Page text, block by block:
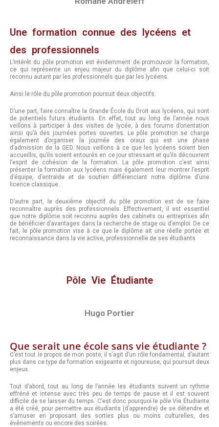
Une formation connue des lycéens et
des professionnels
L’intérêt du pôle promotion est évidemment de promouvoir la formation,
ce qui représente un enjeu majeur du diplôme afin que celui-ci soit
reconnu autant par les professionnels que par les lycéens.
Ainsi le rôle du pôle promotion poursuit deux objectifs.
D’une part, faire connaître la Grande École du Droit aux lycéens, qui sont
de potentiels futurs étudiants. En effet, tout au long de l’année nous
veillons à participer à des visites de lycée, à des forums d’orientation
ainsi qu’à des journées portes ouvertes. Le pôle promotion se charge
également d’organiser la journée des oraux qui est une phase
d’admission de la GED. Nous veillons à ce que les lycéens soient bien
accueillis, qu’ils soient entourés en ce jour stressant et qu’ils découvrent
l’esprit de cohésion de la formation. La pôle promotion c’est ainsi
présenter la formation aux lycéens mais également leur montrer l’esprit
d’équipe, d’entraide et de soutien différenciant notre diplôme d’une
licence classique.
D’autre part, le deuxième objectif du pôle promotion est de se faire
reconnaître auprès des professionnels. Effectivement, il est essentiel
que notre diplôme soit reconnu auprès des cabinets ou entreprises afin
de bénéficier d’avantages dans la recherche de stage ou d’emploi. De ce
fait, le pôle promotion vise à ce que le diplôme ait une réelle portée et
reconnaissance dans la vie active, professionnelle de ses étudiants
Pôle Vie Étudiante
Hugo Portier
Que serait une école sans vie étudiante ?
C’est tout le propos de mon poste, il s’agit d’un rôle fondamental, d’autant
plus dans ce type de formation exigeante et rigoureuse, qui poursuit deux
enjeux.
Tout d’abord, tout au long de l’année les étudiants suivent un rythme
effréné et intense avec très peu de temps de pause et il est souvent
difficile de se laisser du temps. C’est donc pourquoi le pôle Vie Étudiante
a été créé, pour permettre aux étudiants (d’apprendre) de se détendre et
s’amuser en proposant des sorties plus ou moins culturelles, des
événements ou encore des soirées.